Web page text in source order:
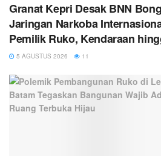
Granat Kepri Desak BNN
Jaringan Narkoba
Pemilik Ruko, Kendaraan
5 AGUSTUS 2026 11